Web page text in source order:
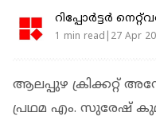
റിപ്പോർട്ടർ
1 min read|27 Apr
ആലപ്പുഴ ക്രിക്കറ്റ്
പ്രഥമ എം. സുരേഷ്